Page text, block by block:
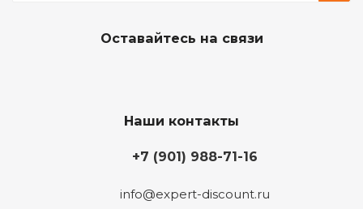
Оставайтесь на связи
Наши контакты
+7 (901) 988-71-16
info@expert-discount.ru